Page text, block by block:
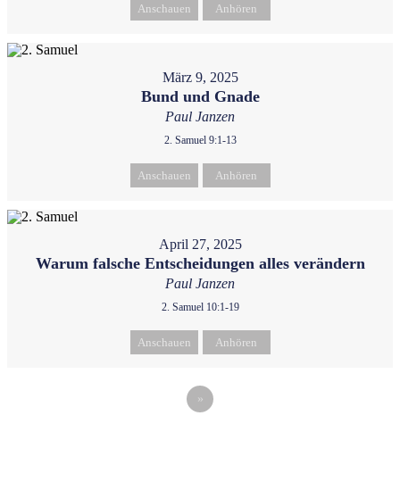
Anschauen Anhören
März 9, 2025
Bund und Gnade
Paul Janzen
2. Samuel 9:1-13
Anschauen Anhören
April 27, 2025
Warum falsche Entscheidungen alles verändern
Paul Janzen
2. Samuel 10:1-19
Anschauen Anhören
»